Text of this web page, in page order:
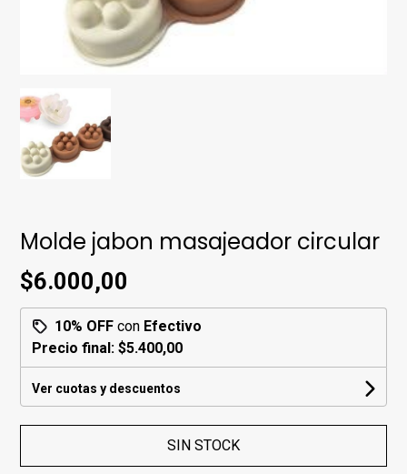
Molde jabon masajeador circular
$6.000,00
10% OFF con Efectivo
Precio final:$5.400,00
Ver cuotas y descuentos
SIN STOCK